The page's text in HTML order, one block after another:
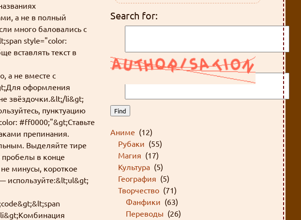
а не в полный
много баловались с
style="color:
вставлять текст в
а не вместе с
оформления
звёздочки.&lt;/li&gt;
пунктуацию
#ff0000;"&gt;Ставьте
препинания.
Выделяйте тире
в конце
минусы, короткое
используйте:&lt;ul&gt;
Search for:
Find
Аниме (12)
Рубаки (55)
Магия (17)
Культура (5)
География (5)
Творчество (71)
Фанфики (63)
Переводы (26)